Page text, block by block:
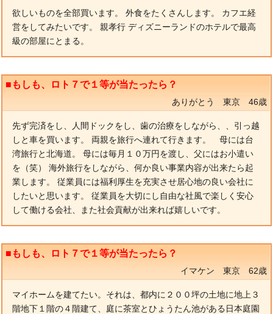
欲しいものを全部買います。 外食をたくさんします。 カフエ経
営をしてみたいです。 親孝行 ディズニーランドのホテルで最高
級の部屋にとまる。
■もしも、ロト７で１等が当たったら？
ありがとう 東京 46歳
先ず完済をし、人間ドックをし、歯の治療をしながら、、引っ越
しと車を買います。 両親を旅行へ連れて行きます。 母には台
湾旅行と北海道。 母には毎月１０万円を渡し、父にはお小遣い
を（笑） 海外旅行をしながら、何か良い事業内容が出来たら起
業します。 従業員には福利厚生を充実させ居心地の良い会社に
したいと思います。 従業員を大切にし自由な社風で楽しく安心
して働ける会社、また社会貢献が出来れば嬉しいです。
■もしも、ロト７で１等が当たったら？
イマケン 東京 62歳
マイホームを建てたい。それは、都内に２００坪の土地に地上３
階地下１階の４階建て、庭に茶室とひょうたん池がある日本庭園